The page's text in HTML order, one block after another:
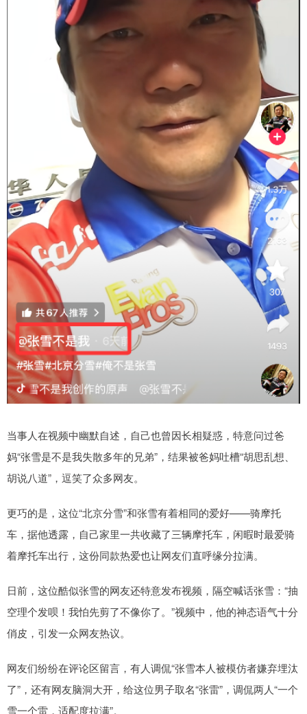
当事人在视频中幽默自述，自己也曾因长相疑惑，特意问过爸
妈“张雪是不是我失散多年的兄弟”，结果被爸妈吐槽“胡思乱想、
胡说八道”，逗笑了众多网友。
更巧的是，这位“北京分雪”和张雪有着相同的爱好——骑摩托
车，据他透露，自己家里一共收藏了三辆摩托车，闲暇时最爱骑
着摩托车出行，这份同款热爱也让网友们直呼缘分拉满。
日前，这位酷似张雪的网友还特意发布视频，隔空喊话张雪：“抽
空理个发呗！我怕先剪了不像你了。”视频中，他的神态语气十分
俏皮，引发一众网友热议。
网友们纷纷在评论区留言，有人调侃“张雪本人被模仿者嫌弃埋汰
了”，还有网友脑洞大开，给这位男子取名“张雷”，调侃两人“一个
雪一个雷，适配度拉满”。